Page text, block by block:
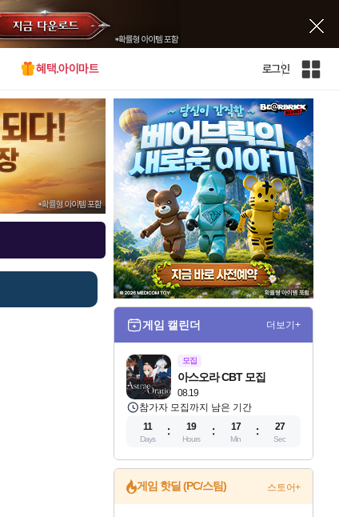
혜택.아이마트 로그인
인
사
이
트
맵
게임 캘린더 더보기+
모집
08.19
아스오라 CBT 모집
참가자 모집까지 남은 기간
11
Days
19
Hours
17
Min
26
Sec
게임 핫딜 (PC/스팀) 스토어+
문명 7 특별 할인!
조선&고려 DLC 출시 예정